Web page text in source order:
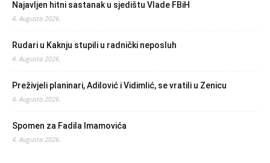
Najavljen hitni sastanak u sjedištu Vlade FBiH
4. Augusta 2026.
Rudari u Kaknju stupili u radnički neposluh
4. Augusta 2026.
Preživjeli planinari, Adilović i Vidimlić, se vratili u Zenicu
4. Augusta 2026.
Spomen za Fadila Imamovića
4. Augusta 2026.